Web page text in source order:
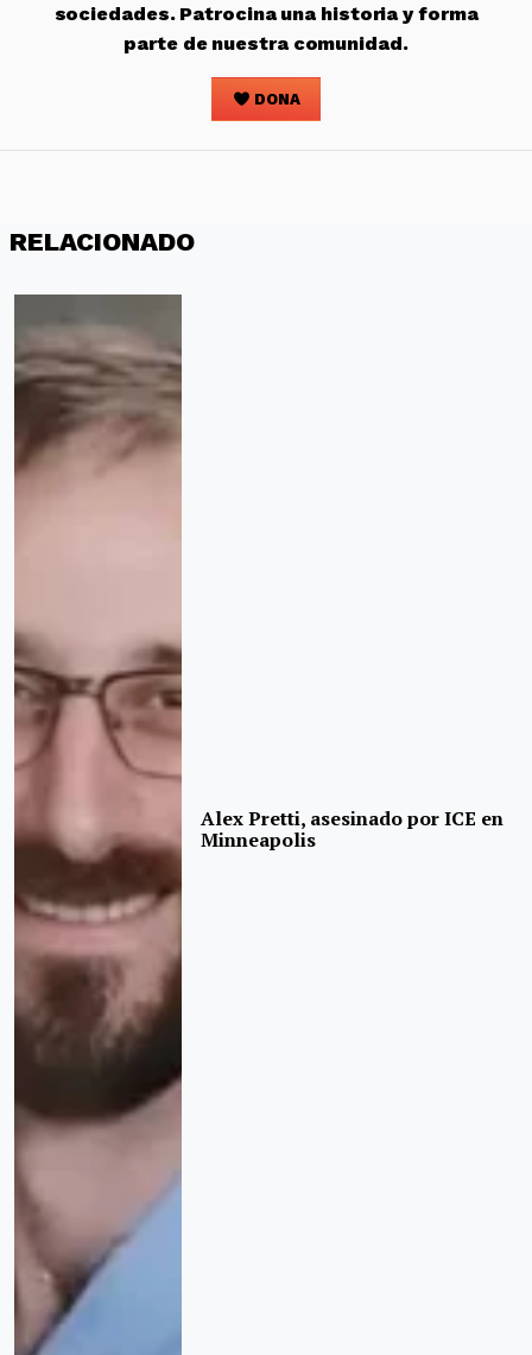
sociedades. Patrocina una historia y forma
parte de nuestra comunidad.
DONA
RELACIONADO
Alex Pretti, asesinado por ICE en
Minneapolis